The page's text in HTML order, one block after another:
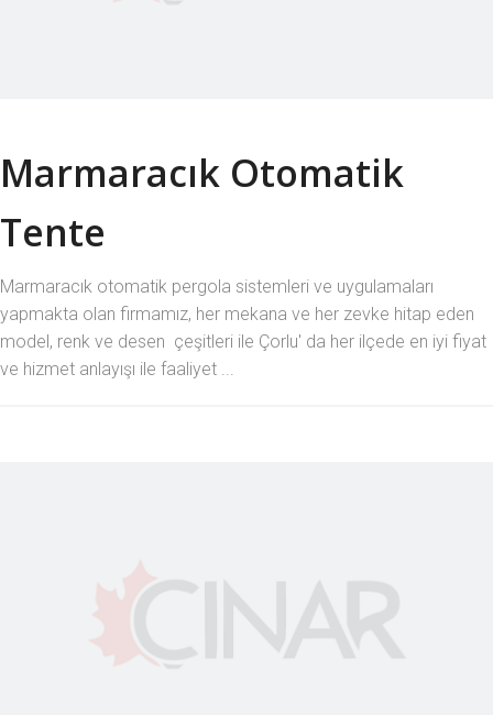
Marmaracık Otomatik
Tente
Marmaracık otomatik pergola sistemleri ve uygulamaları
yapmakta olan firmamız, her mekana ve her zevke hitap eden
model, renk ve desen çeşitleri ile Çorlu' da her ilçede en iyi fiyat
ve hizmet anlayışı ile faaliyet ...